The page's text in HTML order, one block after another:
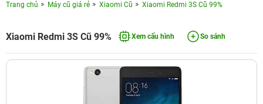
Trang chủ Máy cũ giá rẻ Xiaomi Cũ Xiaomi Redmi 3S Cũ 99%
Xiaomi Redmi 3S Cũ 99% Xem cấu hình So sánh